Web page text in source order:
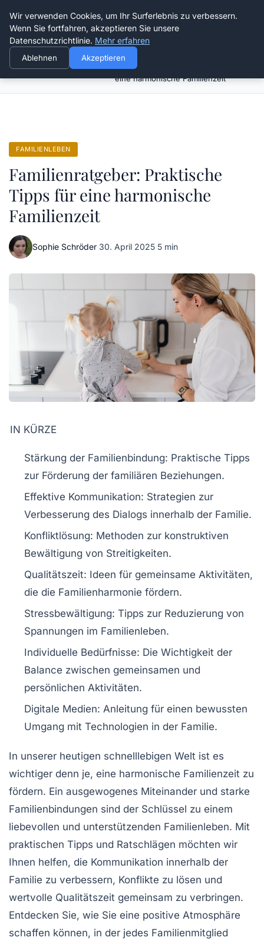
Verflixt-und-aufgetrennt.de
Familienratgeber: Praktische Tipps für
eine harmonische Familienzeit
FAMILIENLEBEN
Familienratgeber: Praktische
Tipps für eine harmonische
Familienzeit
Sophie Schröder·30. April 2025·5 min
IN KÜRZE
Stärkung der Familienbindung: Praktische Tipps
zur Förderung der familiären Beziehungen.
Effektive Kommunikation: Strategien zur
Verbesserung des Dialogs innerhalb der Familie.
Konfliktlösung: Methoden zur konstruktiven
Bewältigung von Streitigkeiten.
Qualitätszeit: Ideen für gemeinsame Aktivitäten,
die die Familienharmonie fördern.
Stressbewältigung: Tipps zur Reduzierung von
Spannungen im Familienleben.
Individuelle Bedürfnisse: Die Wichtigkeit der
Balance zwischen gemeinsamen und
persönlichen Aktivitäten.
Digitale Medien: Anleitung für einen bewussten
Umgang mit Technologien in der Familie.
In unserer heutigen schnelllebigen Welt ist es
wichtiger denn je, eine harmonische Familienzeit zu
fördern. Ein ausgewogenes Miteinander und starke
Familienbindungen sind der Schlüssel zu einem
liebevollen und unterstützenden Familienleben. Mit
praktischen Tipps und Ratschlägen möchten wir
Ihnen helfen, die Kommunikation innerhalb der
Familie zu verbessern, Konflikte zu lösen und
wertvolle Qualitätszeit gemeinsam zu verbringen.
Entdecken Sie, wie Sie eine positive Atmosphäre
schaffen können, in der jedes Familienmitglied
Wir verwenden Cookies, um Ihr Surferlebnis zu verbessern.
Wenn Sie fortfahren, akzeptieren Sie unsere
Datenschutzrichtlinie. Mehr erfahren
Ablehnen Akzeptieren